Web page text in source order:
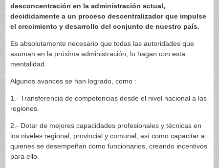
desconcentración en la administración actual,
decididamente a un proceso descentralizador que impulse
el crecimiento y desarrollo del conjunto de nuestro país.
Es absolutamente necesario que todas las autoridades que
asuman en la próxima administración, lo hagan con esta
mentalidad.
Algunos avances se han logrado, como :
1.- Transferencia de competencias desde el nivel nacional a las
regiones.
2.- Dotar de mejores capacidades profesionales y técnicas en
los niveles regional, provincial y comunal, así como capacitar a
quienes se desempeñan como funcionarios, creando incentivos
para ello.